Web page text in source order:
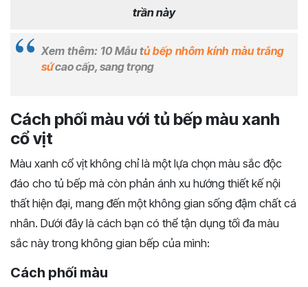
trần này
Xem thêm: 10 Mẫu tủ bếp nhôm kính màu trắng
sứcao cấp, sang trọng
Cách phối màu với tủ bếp màu xanh
cổ vịt
Màu xanh cổ vịt không chỉ là một lựa chọn màu sắc độc
đáo cho tủ bếp mà còn phản ánh xu hướng thiết kế nội
thất hiện đại, mang đến một không gian sống đậm chất cá
nhân. Dưới đây là cách bạn có thể tận dụng tối đa màu
sắc này trong không gian bếp của mình:
Cách phối màu